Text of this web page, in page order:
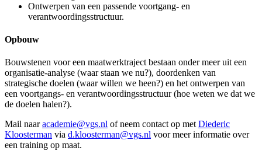
Ontwerpen van een passende voortgang- en
verantwoordingsstructuur.
Opbouw
Bouwstenen voor een maatwerktraject bestaan onder meer uit een
organisatie-analyse (waar staan we nu?), doordenken van
strategische doelen (waar willen we heen?) en het ontwerpen van
een voortgangs- en verantwoordingsstructuur (hoe weten we dat we
de doelen halen?).
Mail naar academie@vgs.nl of neem contact op met Diederic
Kloosterman via d.kloosterman@vgs.nl voor meer informatie over
een training op maat.